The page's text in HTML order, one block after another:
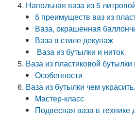
Напольная ваза из 5
5 преимуществ ваз из
Ваза, окрашенная
Ваза в стиле декупаж
Ваза из бутылки и ниток
Ваза из пластиковой
Особенности
Ваза из бутылки чем
Мастер-класс
Подвесная ваза в технике